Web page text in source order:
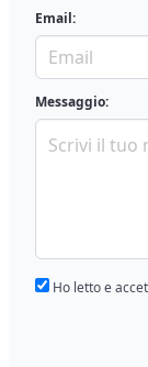
Email:
Messaggio:
Ho letto e